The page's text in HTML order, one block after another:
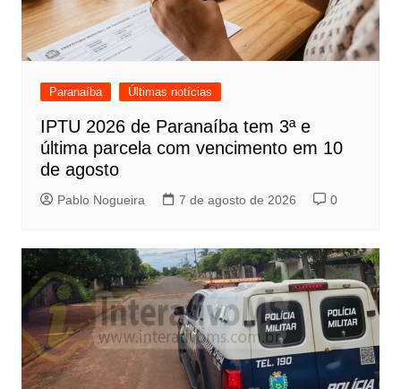
Paranaíba Últimas notícias
IPTU 2026 de Paranaíba tem 3ª e
última parcela com vencimento em 10
de agosto
Pablo Nogueira 7 de agosto de 2026 0